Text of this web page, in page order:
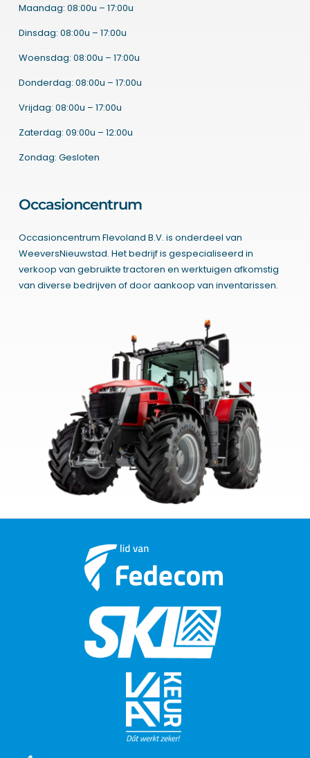
Maandag: 08:00u – 17:00u
Dinsdag: 08:00u – 17:00u
Woensdag: 08:00u – 17:00u
Donderdag: 08:00u – 17:00u
Vrijdag: 08:00u – 17:00u
Zaterdag: 09:00u – 12:00u
Zondag: Gesloten
Occasioncentrum
Occasioncentrum Flevoland B.V. is onderdeel van
WeeversNieuwstad. Het bedrijf is gespecialiseerd in
verkoop van gebruikte tractoren en werktuigen afkomstig
van diverse bedrijven of door aankoop van inventarissen.